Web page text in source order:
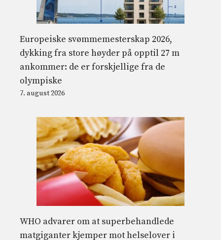
Europeiske svømmemesterskap 2026,
dykking fra store høyder på opptil 27 m
ankommer: de er forskjellige fra de
olympiske
7. august 2026
WHO advarer om at superbehandlede
matgiganter kjemper mot helselover i